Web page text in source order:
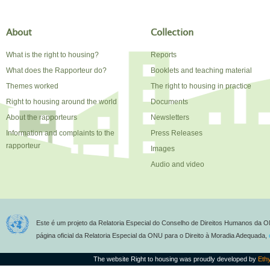
About
What is the right to housing?
What does the Rapporteur do?
Themes worked
Right to housing around the world
About the rapporteurs
Information and complaints to the
rapporteur
Collection
Reports
Booklets and teaching material
The right to housing in practice
Documents
Newsletters
Press Releases
Images
Audio and video
Este é um projeto da Relatoria Especial do Conselho de Direitos Humanos da
página oficial da Relatoria Especial da ONU para o Direito à Moradia Adequada,
The website Right to housing was proudly developed by